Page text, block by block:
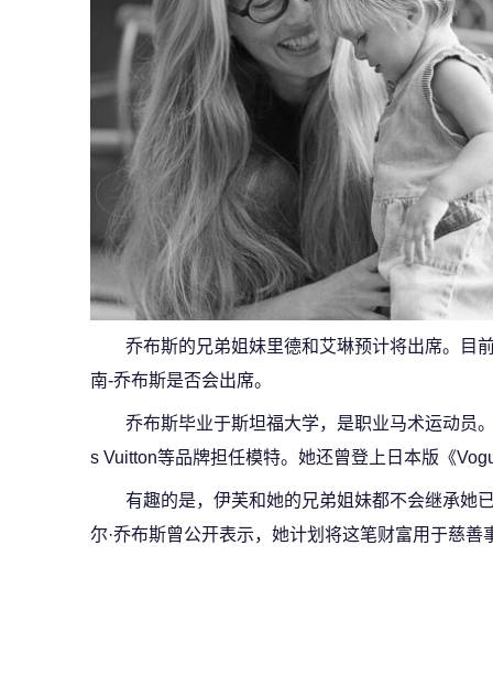
乔布斯的兄弟姐妹里德和艾琳预计将出席。目
南-乔布斯是否会出席。
乔布斯毕业于斯坦福大学，是职业马术运动员
s Vuitton等品牌担任模特。她还曾登上日本版《
有趣的是，伊芙和她的兄弟姐妹都不会继承她
尔·乔布斯曾公开表示，她计划将这笔财富用于慈